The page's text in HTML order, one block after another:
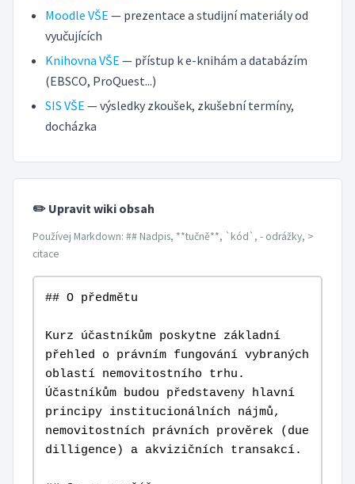
Moodle VŠE — prezentace a studijní materiály od
vyučujících
Knihovna VŠE — přístup k e-knihám a databázím
(EBSCO, ProQuest...)
SIS VŠE — výsledky zkoušek, zkušební termíny,
docházka
✏️ Upravit wiki obsah
Používej Markdown: ## Nadpis, **tučně**, `kód`, - odrážky, >
citace